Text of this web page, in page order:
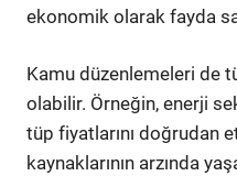
ekonomik olarak fayda
Kamu düzenlemeleri de
olabilir. Örneğin, enerji
tüp fiyatlarını doğrudan
kaynaklarının arzında